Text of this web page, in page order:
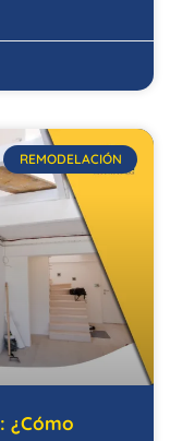
REMODELACIÓN
¿Cómo